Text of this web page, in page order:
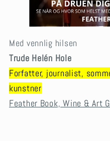
Med vennlig hilsen
Trude Helén Hole
Forfatter, journalist,
kunstner
Feather Book, Wine & Art